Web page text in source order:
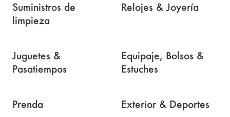
Suministros de
limpieza
Relojes & Joyería
Juguetes &
Pasatiempos
Equipaje, Bolsos &
Estuches
Prenda Exterior & Deportes